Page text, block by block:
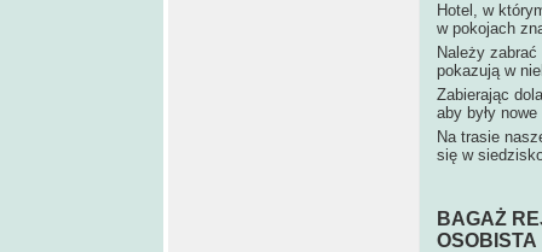
Hotel, w
w pokojach
Należy
pokazują w
Zabierając
aby były
Na trasie
się w
BAGAŻ